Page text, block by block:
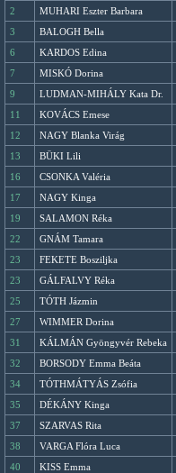
2
MUHARI Eszter Barbara
3
BALOGH Bella
6
KARDOS Edina
7
MISKÓ Dorina
9
LUDMAN-MIHÁLY Kata Dr.
11
KOVÁCS Emese
12
NAGY Blanka Virág
13
BÜKI Lili
16
CSONKA Valéria
17
NAGY Kinga
19
SALAMON Réka
22
GNÁM Tamara
23
FEKETE Bosziljka
23
GÁLFALVY Réka
25
TÓTH Jázmin
27
WIMMER Dorina
31
KÁLMÁN Gyöngyvér Rebeka
32
BORSODY Emma Beáta
34
TÓTHMÁTYÁS Zsófia
35
DÉKÁNY Kinga
37
SZARVAS Rita
38
VARGA Flóra Luca
40
KISS Emma